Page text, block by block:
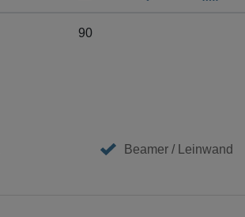
90
Beamer / Leinwand